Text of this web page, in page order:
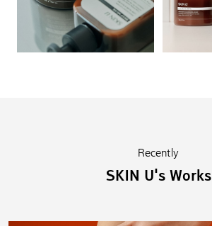
Recently
SKIN U's Works